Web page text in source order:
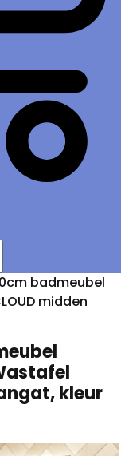
badmeubel
midden
kleur